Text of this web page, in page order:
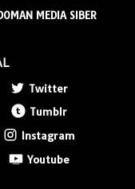
MEDIA SIBER
Twitter
Tumblr
Instagram
Youtube